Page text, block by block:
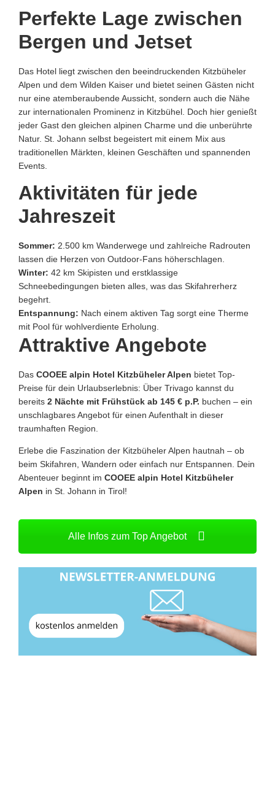
Perfekte Lage zwischen
Bergen und Jetset
Das Hotel liegt zwischen den beeindruckenden Kitzbüheler
Alpen und dem Wilden Kaiser und bietet seinen Gästen nicht
nur eine atemberaubende Aussicht, sondern auch die Nähe
zur internationalen Prominenz in Kitzbühel. Doch hier genießt
jeder Gast den gleichen alpinen Charme und die unberührte
Natur. St. Johann selbst begeistert mit einem Mix aus
traditionellen Märkten, kleinen Geschäften und spannenden
Events.
Aktivitäten für jede
Jahreszeit
Sommer: 2.500 km Wanderwege und zahlreiche Radrouten
lassen die Herzen von Outdoor-Fans höherschlagen.
Winter: 42 km Skipisten und erstklassige
Schneebedingungen bieten alles, was das Skifahrerherz
begehrt.
Entspannung: Nach einem aktiven Tag sorgt eine Therme
mit Pool für wohlverdiente Erholung.
Attraktive Angebote
Das COOEE alpin Hotel Kitzbüheler Alpen bietet Top-
Preise für dein Urlaubserlebnis: Über Trivago kannst du
bereits 2 Nächte mit Frühstück ab 145 € p.P. buchen – ein
unschlagbares Angebot für einen Aufenthalt in dieser
traumhaften Region.
Erlebe die Faszination der Kitzbüheler Alpen hautnah – ob
beim Skifahren, Wandern oder einfach nur Entspannen. Dein
Abenteuer beginnt im COOEE alpin Hotel Kitzbüheler
Alpen in St. Johann in Tirol!
Alle Infos zum Top Angebot